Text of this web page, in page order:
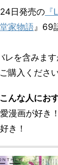
日発売の
家物語』69
レを含みま
購入くださ
んな人にお
漫画が好き！
き！